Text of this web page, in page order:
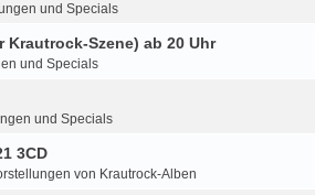
und Specials
Krautrock-Szene) ab 20 Uhr
und Specials
und Specials
3CD
von Krautrock-Alben